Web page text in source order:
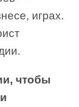
играх.
чтобы